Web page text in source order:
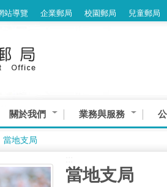
站導覽 企業郵局 校園郵局 兒童郵局
關於我們 業務與服務
當地支局
當地支局